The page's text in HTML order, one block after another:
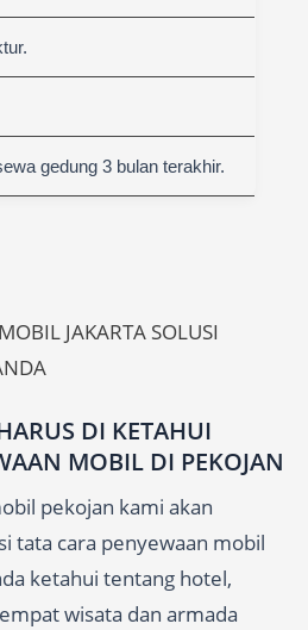
gedung 3 bulan terakhir.
JAKARTA SOLUSI
DI KETAHUI
MOBIL DI PEKOJAN
pekojan kami akan
tata cara penyewaan mobil
ketahui tentang hotel,
wisata dan armada